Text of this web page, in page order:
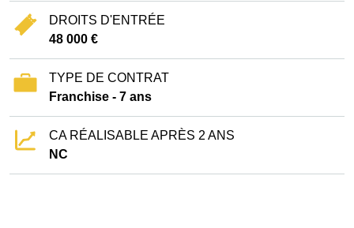
DROITS D'ENTRÉE
48 000 €
TYPE DE CONTRAT
Franchise - 7 ans
CA RÉALISABLE APRÈS 2 ANS
NC